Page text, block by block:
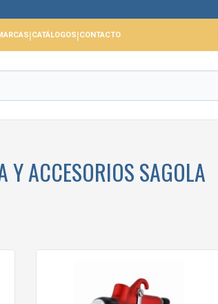
|CATÁLOGOS|CONTACTO
Y ACCESORIOS SAGOLA